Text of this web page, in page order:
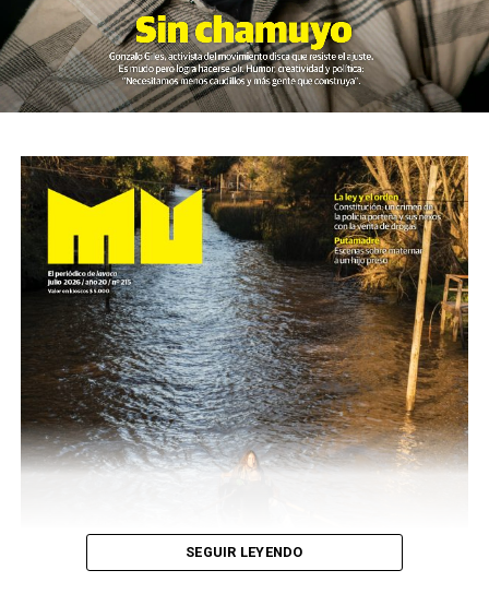
SEGUIR LEYENDO